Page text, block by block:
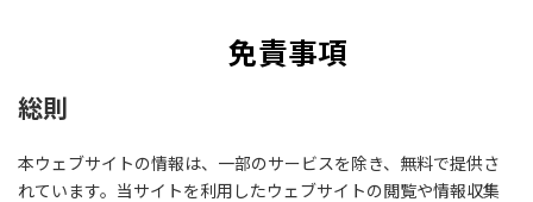
免責事項
総則
本ウェブサイトの情報は、一部のサービスを除き、無料で提供さ
れています。当サイトを利用したウェブサイトの閲覧や情報収集